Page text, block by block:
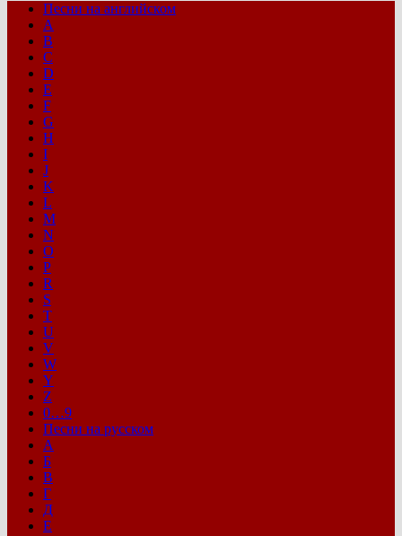
Песни на английском
A
B
C
D
E
F
G
H
I
J
K
L
M
N
O
P
R
S
T
U
V
W
Y
Z
0…9
Песни на русском
А
Б
В
Г
Д
Е